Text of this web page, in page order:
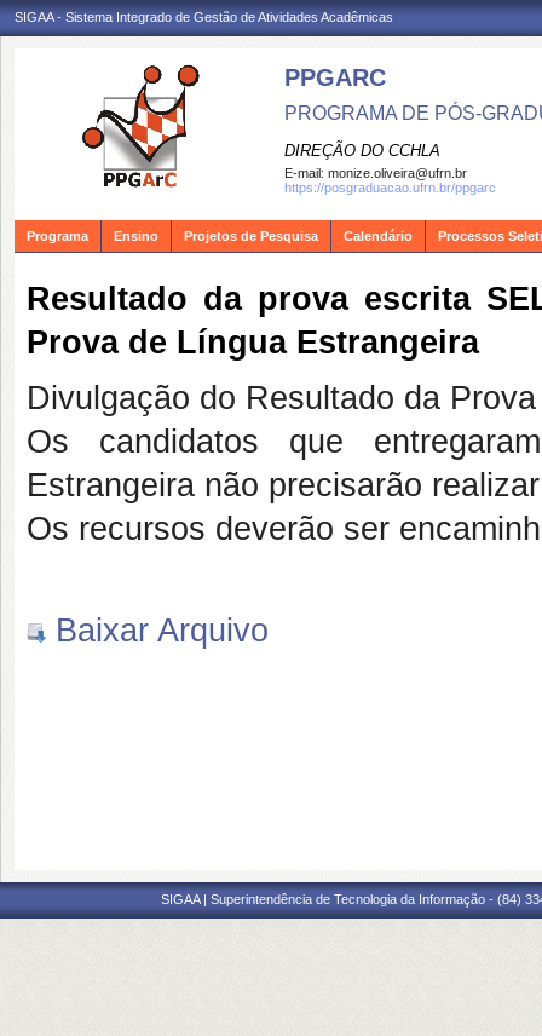
SIGAA - Sistema Integrado de Gestão de Atividades Acadêmicas
PPGARC
PROGRAMA DE PÓS-
DIREÇÃO DO CCHLA
E-mail: monize.oliveira@ufrn.br
https://posgraduacao.ufrn.br/ppgarc
Programa Ensino Projetos de Pesquisa Calendário Processos
Resultado da prova escrita
Prova de Língua Estrangeira
Divulgação do Resultado da
Os candidatos que
Estrangeira não precisarão
Os recursos deverão ser
Baixar Arquivo
SIGAA | Superintendência de Tecnologia da Informação - (84)